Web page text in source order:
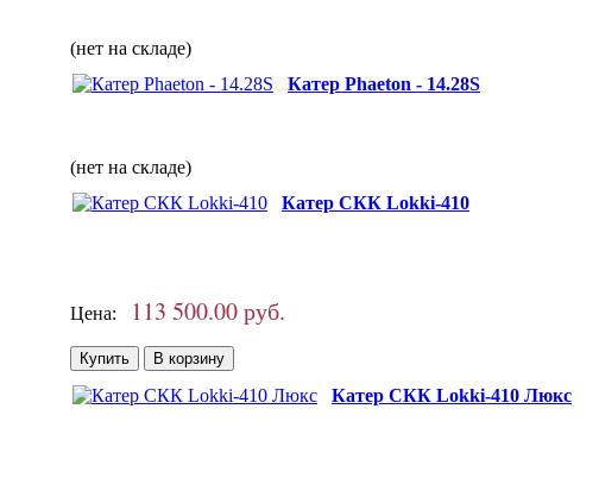
(нет на складе)
Катер Phaeton - 14.28S
(нет на складе)
Катер СКК Lokki-410
Цена: 113 500.00 руб.
Катер СКК Lokki-410 Люкс